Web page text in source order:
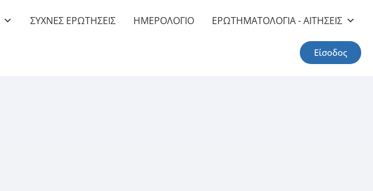
ΣΥΧΝΕΣ ΕΡΩΤΗΣΕΙΣ ΗΜΕΡΟΛΟΓΙΟ ΕΡΩΤΗΜΑΤΟΛΟΓΙΑ - ΑΙΤΗΣΕΙΣ
Είσοδος